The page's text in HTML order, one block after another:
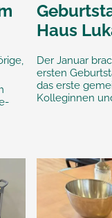
Haus
Der Januar
ersten
das erste
Kolleginnen